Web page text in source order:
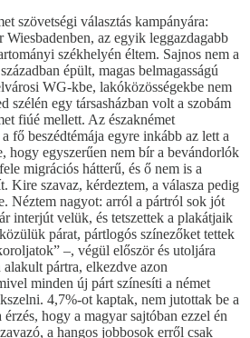
szövetségi választás kampányára:
az egyik leggazdagabb
székhelyén éltem. Sajnos nem a
épült, magas belmagasságú
WG-kbe, lakóközösségekbe nem
szélén egy társasházban volt a szobám
fiúé mellett. Az északnémet
fő beszédtémája egyre inkább az lett a
hogy egyszerűen nem bír a bevándorlók
migrációs hátterű, és ő nem is a
Kire szavaz, kérdeztem, a válasza pedig
Néztem nagyot: arról a pártról sok jót
interjút velük, és tetszettek a plakátjaik
párat, pártlogós színezőket tettek
–, végül először és utoljára
alakult pártra, elkezdve azon
minden új párt színesíti a német
4,7%-ot kaptak, nem jutottak be a
hogy a magyar sajtóban ezzel én
a hangos jobbosok erről csak